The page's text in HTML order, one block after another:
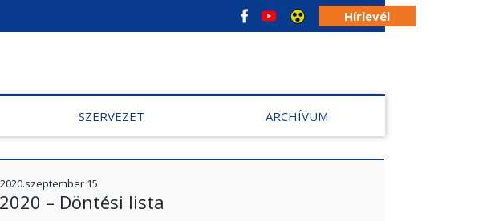
Hírlevél
SZERVEZET ARCHÍVUM
2020.szeptember 15.
– Döntési lista